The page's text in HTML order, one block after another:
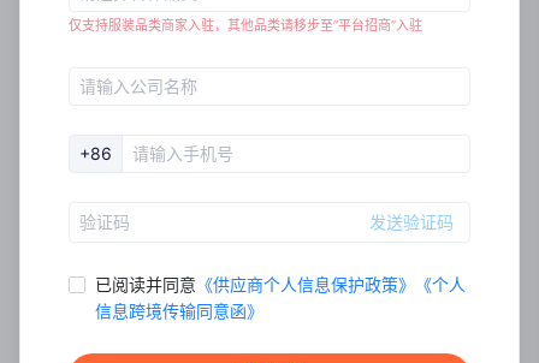
仅支持服装品类商家入驻，其他品类请移步至“平台招商”入驻
+86
发送验证码
已阅读并同意 《供应商个人信息保护政策》 《个⼈
信息跨境传输同意函》